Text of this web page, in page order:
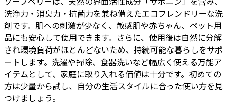
洗浄力・消臭力・抗菌力を兼ね備えたエコフレンドリーな洗
剤です。肌への刺激が少なく、敏感肌や赤ちゃん、ペット用
品にも安心して使用できます。さらに、使用後は自然に分解
され環境負荷がほとんどないため、持続可能な暮らしをサポ
ートします。洗濯や掃除、食器洗いなど幅広く使える万能ア
イテムとして、家庭に取り入れる価値は十分です。初めての
方は少量から試し、自分の生活スタイルに合った使い方を見
つけましょう。